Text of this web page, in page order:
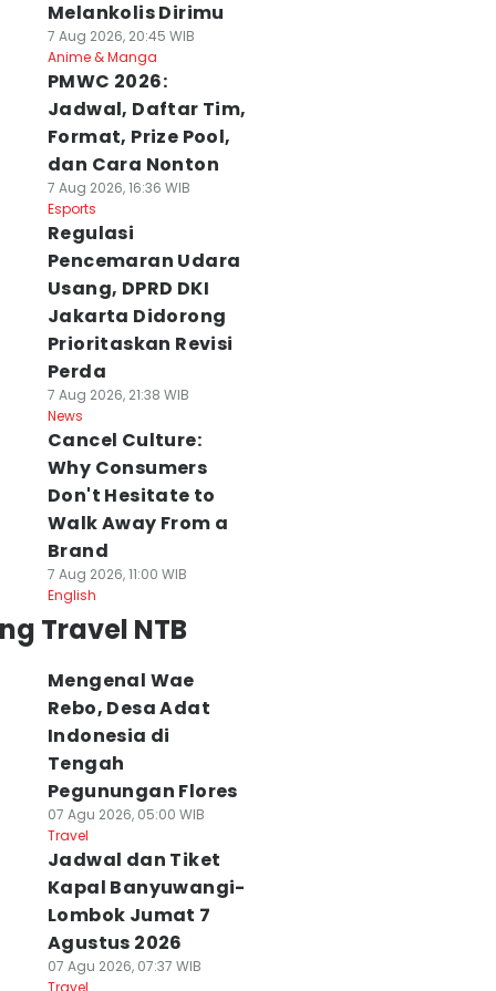
Melankolis Dirimu
7 Aug 2026, 20:45 WIB
Anime & Manga
PMWC 2026:
Jadwal, Daftar Tim,
Format, Prize Pool,
dan Cara Nonton
7 Aug 2026, 16:36 WIB
Esports
Regulasi
Pencemaran Udara
Usang, DPRD DKI
Jakarta Didorong
Prioritaskan Revisi
Perda
7 Aug 2026, 21:38 WIB
News
Cancel Culture:
Why Consumers
Don't Hesitate to
Walk Away From a
Brand
7 Aug 2026, 11:00 WIB
English
Travel NTB
Mengenal Wae
Rebo, Desa Adat
Indonesia di
Tengah
Pegunungan Flores
07 Agu 2026, 05:00 WIB
Travel
Jadwal dan Tiket
Kapal Banyuwangi-
Lombok Jumat 7
Agustus 2026
07 Agu 2026, 07:37 WIB
Travel